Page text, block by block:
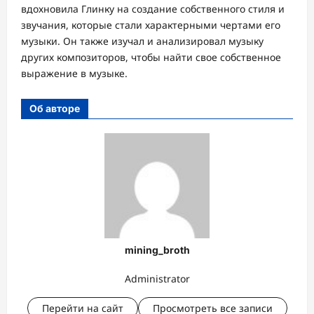
вдохновила Глинку на создание собственного стиля и
звучания, которые стали характерными чертами его
музыки. Он также изучал и анализировал музыку
других композиторов, чтобы найти свое собственное
выражение в музыке.
Об авторе
mining_broth
Administrator
Перейти на сайт Просмотреть все записи